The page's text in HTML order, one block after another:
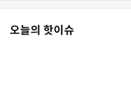
오늘의 핫이슈